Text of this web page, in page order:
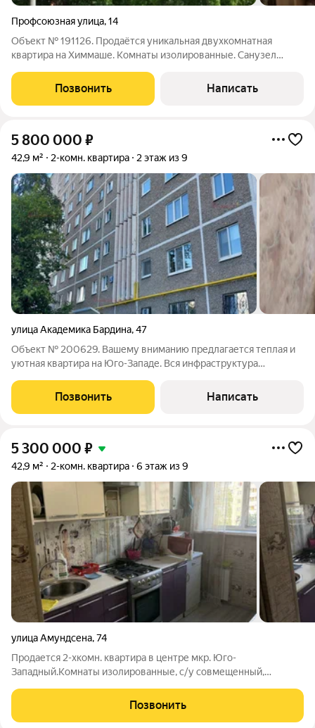
Профсоюзная улица,14
Объект № 191126. Продаётся уникальная двухкомнатная
квартира на Химмаше. Комнаты изолированные. Санузел
площадь квартиры плюс невысокая цена. В квартире остается
мебель, техника. В шаговой
Позвонить Написать
5 800 000 ₽
42,9 м² 2-комн. квартира 2 этаж из 9
улица Академика Бардина,47
Объект № 200629. Вашему вниманию предлагается теплая и
уютная квартира на Юго-Западе. Вся инфраструктура
Квартира с косметическим ремонтом. Чистая продажа, без
обременений. Приглашаем на просмотр!
Позвонить Написать
5 300 000 ₽
42,9 м² 2-комн. квартира 6 этаж из 9
улица Амундсена,74
Продается 2-хкомн. квартира в центре мкр. Юго-
Западный.Комнаты изолированные, с/у совмещенный,
кухонную мебель и холодильник. Перепланировка
согласована. Комфортный 6 этаж, квартира светлая,
Позвонить